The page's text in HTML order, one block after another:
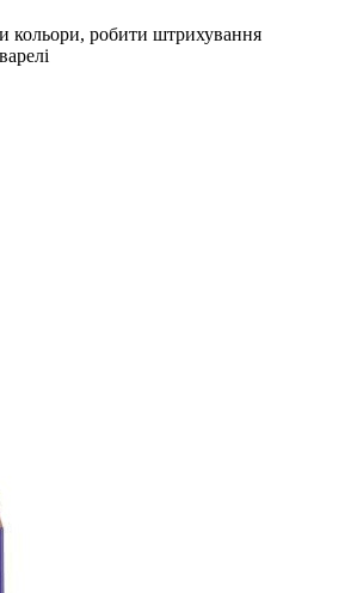
кольори, робити штрихування